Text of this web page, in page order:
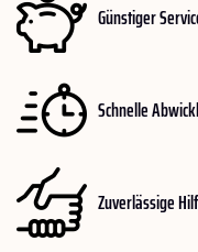
Günstiger
Schnelle
Zuverlässige